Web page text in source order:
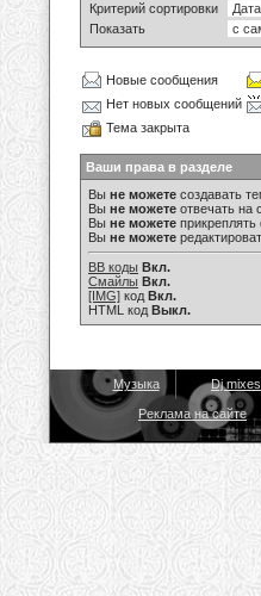
Критерий сортировки
Показать
Новые сообщения
Нет новых сообщений
Тема закрыта
Ваши права в разделе
Вы не можете создавать
Вы не можете отвечать на
Вы не можете
Вы не можете
BB коды Вкл.
Смайлы Вкл.
[IMG] код Вкл.
HTML код Выкл.
Музыка Dj mixes
Реклама на сайте